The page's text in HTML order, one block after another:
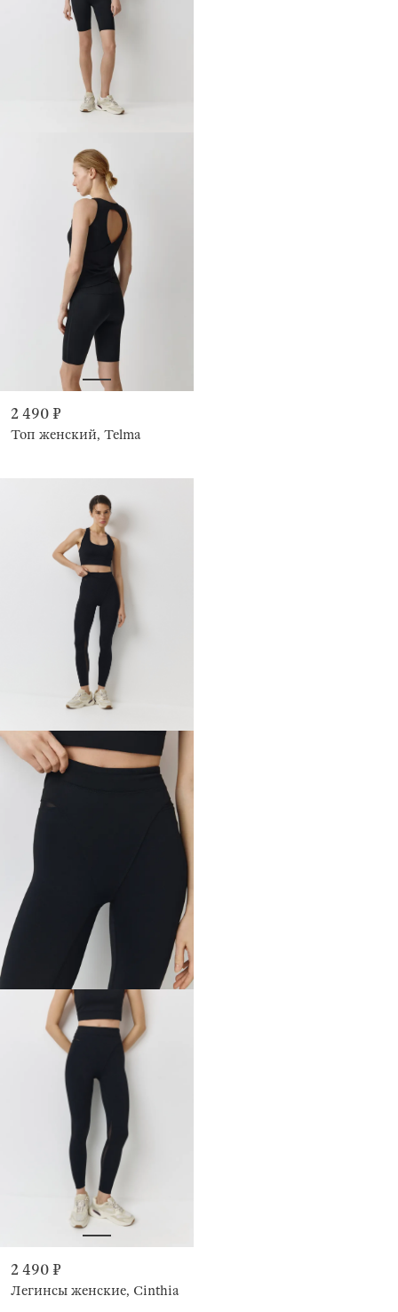
2 490 ₽
Топ женский, Telma
2 490 ₽
Легинсы женские, Cinthia